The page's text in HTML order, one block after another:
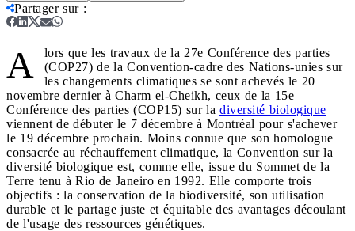
Partager sur:
A
lors que les travaux de la 27e Conférence des parties
(COP27) de la Convention-cadre des Nations-unies sur
les changements climatiques se sont achevés le 20
novembre dernier à Charm el-Cheikh, ceux de la 15e
Conférence des parties (COP15) sur la diversité biologique
viennent de débuter le 7 décembre à Montréal pour s'achever
le 19 décembre prochain. Moins connue que son homologue
consacrée au réchauffement climatique, la Convention sur la
diversité biologique est, comme elle, issue du Sommet de la
Terre tenu à Rio de Janeiro en 1992. Elle comporte trois
objectifs : la conservation de la biodiversité, son utilisation
durable et le partage juste et équitable des avantages découlant
de l'usage des ressources génétiques.